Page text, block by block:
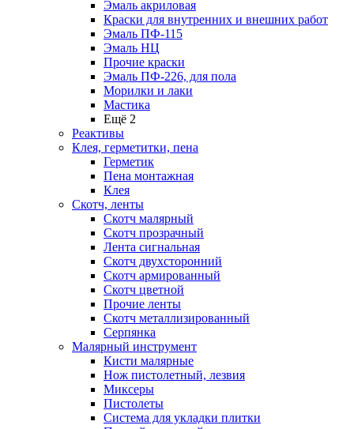
Эмаль акриловая
Краски для внутренних и внешних работ
Эмаль ПФ-115
Эмаль НЦ
Прочие краски
Эмаль ПФ-226, для пола
Морилки и лаки
Мастика
Ещё 2
Реактивы
Клея, герметитки, пена
Герметик
Пена монтажная
Клея
Скотч, ленты
Скотч малярный
Скотч прозрачный
Лента сигнальная
Скотч двухсторонний
Скотч армированный
Скотч цветной
Прочие ленты
Скотч металлизированный
Серпянка
Малярный инструмент
Кисти малярные
Нож пистолетный, лезвия
Миксеры
Пистолеты
Система для укладки плитки